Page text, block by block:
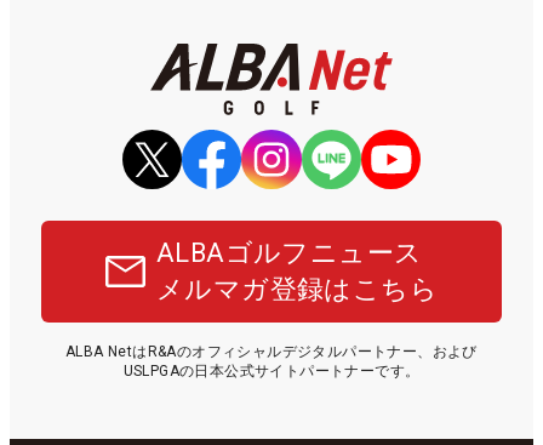
ALBAゴルフニュース
メルマガ登録はこちら
ALBA NetはR&Aのオフィシャルデジタルパートナー、および
USLPGAの日本公式サイトパートナーです。